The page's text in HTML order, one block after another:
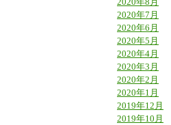
2020年7月
2020年6月
2020年5月
2020年4月
2020年3月
2020年2月
2020年1月
2019年12月
2019年10月